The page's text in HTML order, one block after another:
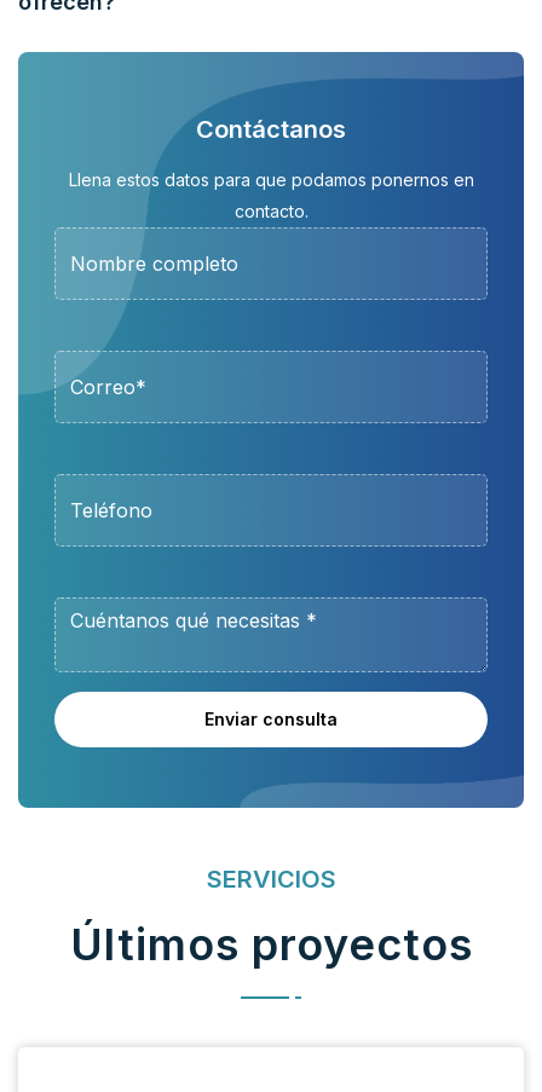
Contáctanos
Llena estos datos para que podamos ponernos en
contacto.
Enviar consulta
SERVICIOS
Últimos proyectos